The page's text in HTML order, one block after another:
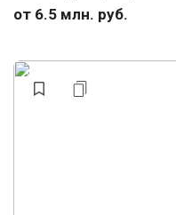
от 6.5 млн. руб.